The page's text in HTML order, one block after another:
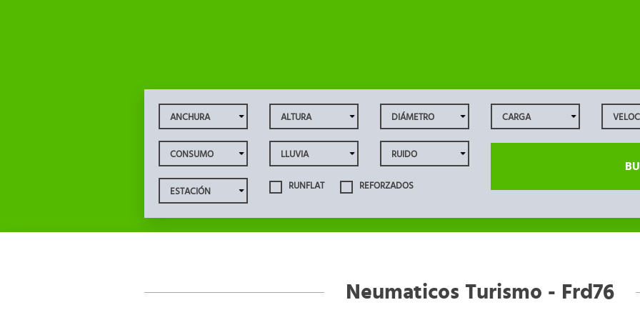
RUNFLAT REFORZADOS
Neumaticos Turismo - Frd76